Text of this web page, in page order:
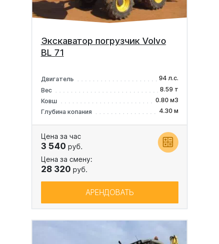
Экскаватор погрузчик Volvo
BL 71
Двигатель
94 л.с.
Вес
8.59 т
Ковш
0.80 м3
Глубина копания
4.30 м
Цена за час
3 540 руб.
Цена за смену:
28 320 руб.
АРЕНДОВАТЬ